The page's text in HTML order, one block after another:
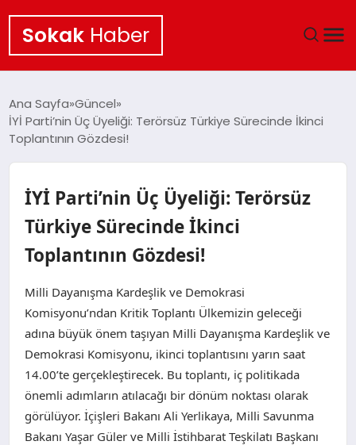
Sokak Haber
EKONOMI
KÜLTÜR SANAT
SAĞLIK
TEKNOLOJI
Ana Sayfa Güncel
İYİ Parti’nin Üç Üyeliği: Terörsüz Türkiye Sürecinde İkinci
Toplantının Gözdesi!
İYİ Parti’nin Üç Üyeliği: Terörsüz
Türkiye Sürecinde İkinci
Toplantının Gözdesi!
Milli Dayanışma Kardeşlik ve Demokrasi
Komisyonu’ndan Kritik Toplantı Ülkemizin geleceği
adına büyük önem taşıyan Milli Dayanışma Kardeşlik ve
Demokrasi Komisyonu, ikinci toplantısını yarın saat
14.00’te gerçekleştirecek. Bu toplantı, iç politikada
önemli adımların atılacağı bir dönüm noktası olarak
görülüyor. İçişleri Bakanı Ali Yerlikaya, Milli Savunma
Bakanı Yaşar Güler ve Milli İstihbarat Teşkilatı Başkanı